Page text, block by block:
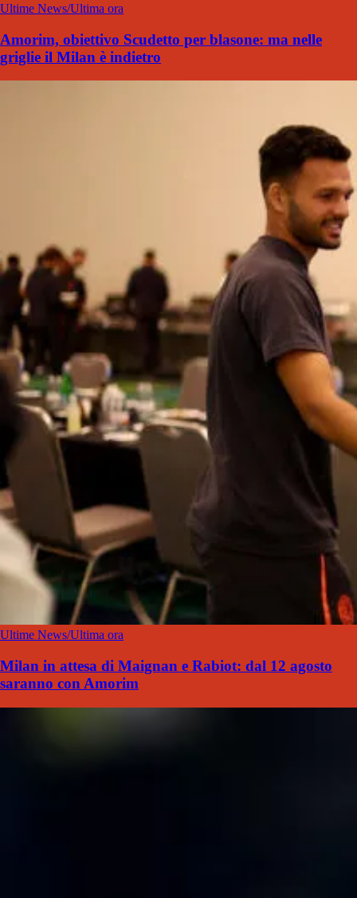
Ultime News/Ultima ora
Amorim, obiettivo Scudetto per blasone: ma nelle
griglie il Milan è indietro
Ultime News/Ultima ora
Milan in attesa di Maignan e Rabiot: dal 12 agosto
saranno con Amorim